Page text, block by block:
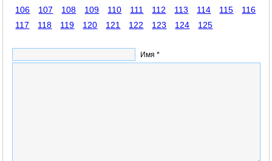
106
107 108 109 110 111 112 113 114 115
116
117
118 119 120 121 122 123 124 125
Имя *